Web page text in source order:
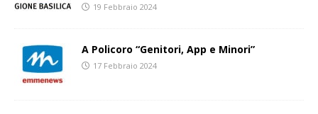
19 Febbraio 2024
A Policoro “Genitori, App e Minori”
17 Febbraio 2024